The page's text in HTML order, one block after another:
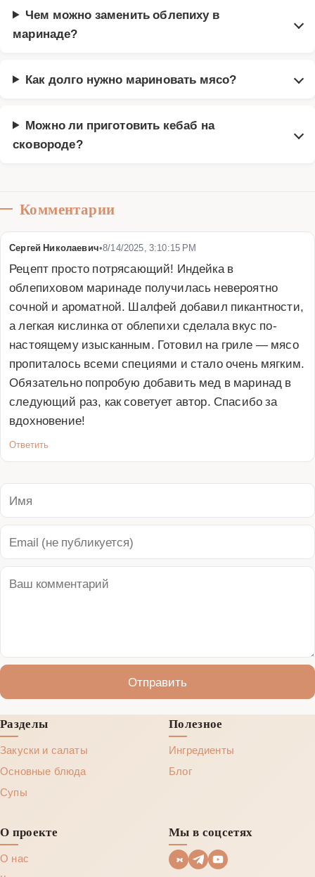
Чем можно заменить облепиху в
маринаде?
Как долго нужно мариновать мясо?
Можно ли приготовить кебаб на
сковороде?
Комментарии
Сергей Николаевич•8/14/2025, 3:10:15 PM
Рецепт просто потрясающий! Индейка в
облепиховом маринаде получилась невероятно
сочной и ароматной. Шалфей добавил пикантности,
а легкая кислинка от облепихи сделала вкус по-
настоящему изысканным. Готовил на гриле — мясо
пропиталось всеми специями и стало очень мягким.
Обязательно попробую добавить мед в маринад в
следующий раз, как советует автор. Спасибо за
вдохновение!
Ответить
Отправить
Разделы
Закуски и салаты
Основные блюда
Супы
Полезное
Ингредиенты
Блог
О проекте
О нас
Мы в соцсетях